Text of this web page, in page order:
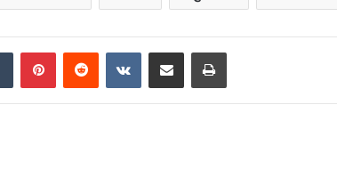
Tumblr PinterestReddit VKontakteShare via Email Print